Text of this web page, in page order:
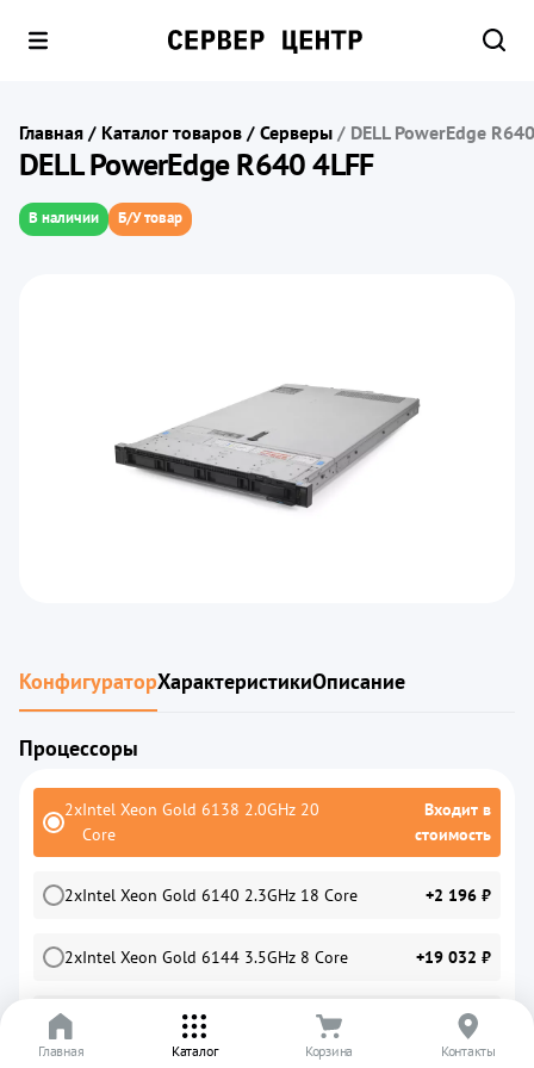
Главная / Каталог товаров / Серверы / DELL PowerEdge
DELL PowerEdge R640 4LFF
В наличии Б/У товар
КонфигураторХарактеристикиОписание
Процессоры
2xIntel Xeon Gold 6138 2.0GHz 20
Core
Входит в
стоимость
2xIntel Xeon Gold 6140 2.3GHz 18 Core +2 196 ₽
2xIntel Xeon Gold 6144 3.5GHz 8 Core +19 032 ₽
2 Intel Xeon Gold 6146 3.2GHz 12 Core +43 676 ₽
Главная Каталог Корзина Контакты